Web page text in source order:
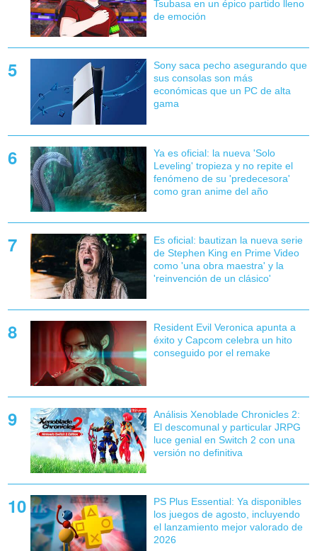
Tsubasa en un épico partido lleno
de emoción
Sony saca pecho asegurando que
sus consolas son más
económicas que un PC de alta
gama
Ya es oficial: la nueva 'Solo
Leveling' tropieza y no repite el
fenómeno de su 'predecesora'
como gran anime del año
Es oficial: bautizan la nueva serie
de Stephen King en Prime Video
como 'una obra maestra' y la
'reinvención de un clásico'
Resident Evil Veronica apunta a
éxito y Capcom celebra un hito
conseguido por el remake
Análisis Xenoblade Chronicles 2:
El descomunal y particular JRPG
luce genial en Switch 2 con una
versión no definitiva
PS Plus Essential: Ya disponibles
los juegos de agosto, incluyendo
el lanzamiento mejor valorado de
2026